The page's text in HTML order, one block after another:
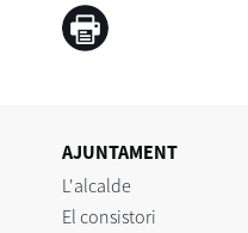
AJUNTAMENT
L'alcalde
El consistori